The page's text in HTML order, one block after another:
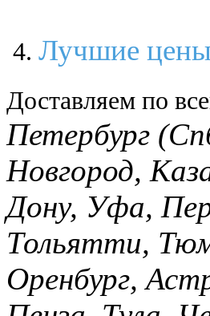
Лучшие
Доставляем по
Петербург
Новгород,
Дону, Уфа,
Тольятти,
Оренбург,